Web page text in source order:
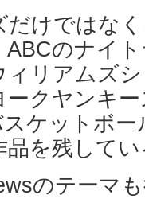
だけではな
のナイ
ィリアムズ
ークヤンキ
ケットボ
品を残して
のテーマ